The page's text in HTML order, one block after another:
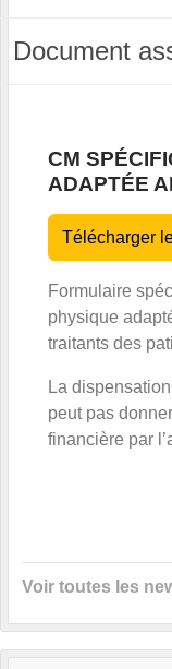
Document
CM
ADAPTÉE
Télécharger
Formulaire
physique
traitants des
La
peut pas
financière par
Voir toutes les